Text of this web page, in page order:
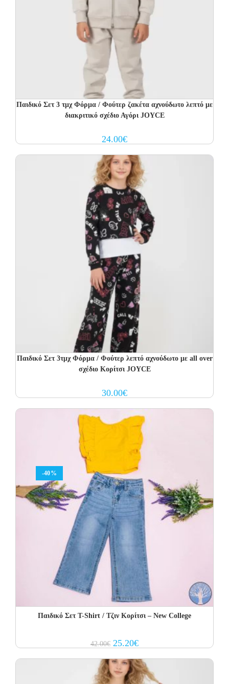
Παιδικό Σετ 3 τμχ Φόρμα / Φούτερ ζακέτα αχνούδωτο λεπτό με
διακριτικό σχέδιο Αγόρι JOYCE
24.00€
Παιδικό Σετ 3τμχ Φόρμα / Φούτερ λεπτό αχνούδωτο με all over
σχέδιο Κορίτσι JOYCE
30.00€
-40%
Παιδικό Σετ Τ-Shirt / Τζιν Κορίτσι – New College
42.00€ Original
price
42.00€.
25.20€Current
price
25.20€.